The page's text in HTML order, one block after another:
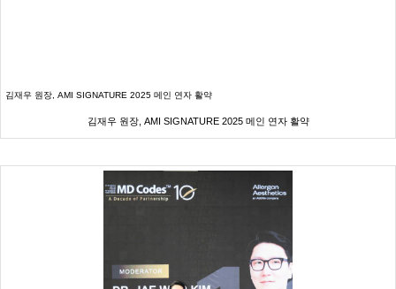
김재우 원장, AMI SIGNATURE 2025 메인 연자 활약
김재우 원장, AMI SIGNATURE 2025 메인 연자 활약